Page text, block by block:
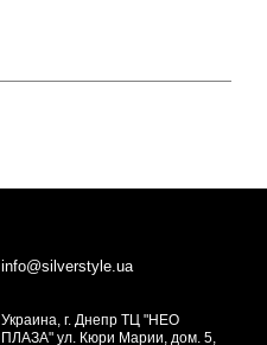
info@silverstyle.ua
Украина, г. Днепр ТЦ "НЕО
ПЛАЗА" ул. Кюри Марии, дом. 5,